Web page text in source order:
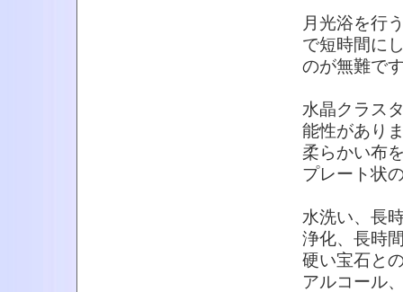
月光浴を行
で短時間に
のが無難で
水晶クラス
能性があり
柔らかい布
プレート状
水洗い、長
浄化、長時
硬い宝石と
アルコール